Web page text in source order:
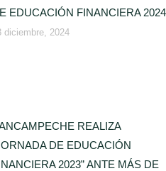
EDUCACIÓN FINANCIERA 2024
diciembre, 2024
REALIZA
DE EDUCACIÓN
2023” ANTE MÁS DE